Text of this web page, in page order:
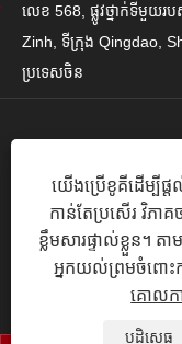
លេខ 568, ផ្លូវថ្នាក់ទីមួយរ
Zinh, ទីក្រុង Qingdao,
ប្រទេសចិន
រក្សាសិទ្ធិ© 2024
Links |
យើងប្រើខូគីដើម្បីផ្
កាន់តែប្រសើរ វិភ
ខ្លឹមសារផ្ទាល់ខ្លួន។ ត
អ្នកយល់ព្រមចំពោះ
គោលក
បដិសេធ